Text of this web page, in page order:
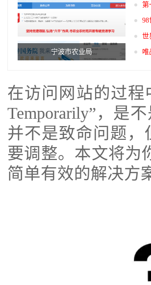
宁波市农业局
第
98
世
唯
在访问网站的过程
Temporarily”，是
并不是致命问题
要调整。本文将为
简单有效的解决方